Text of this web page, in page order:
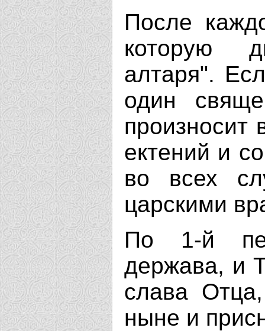
После
которую
алтаря".
один
произносит
ектений и
во всех
царскими
По 1-й
держава, и
слава
ныне и